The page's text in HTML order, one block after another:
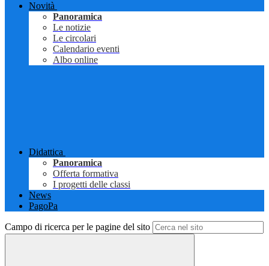
Novità
Panoramica
Le notizie
Le circolari
Calendario eventi
Albo online
Didattica
Panoramica
Offerta formativa
I progetti delle classi
News
PagoPa
Campo di ricerca per le pagine del sito